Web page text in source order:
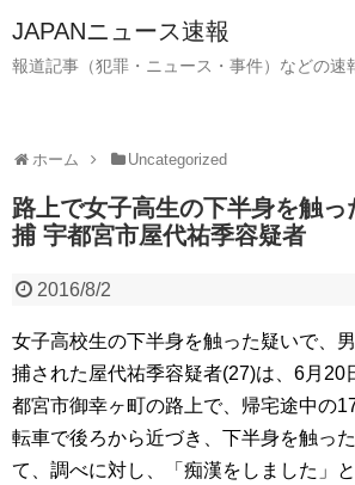
JAPANニュース速報
報道記事（犯罪・ニュース・事件）などの速
ホーム Uncategorized
路上で女子高生の下半身を触
捕 宇都宮市屋代祐季容疑者
2016/8/2
女子高校生の下半身を触った疑いで、
捕された屋代祐季容疑者(27)は、6月20
都宮市御幸ヶ町の路上で、帰宅途中の
転車で後ろから近づき、下半身を触っ
て、調べに対し、「痴漢をしました」